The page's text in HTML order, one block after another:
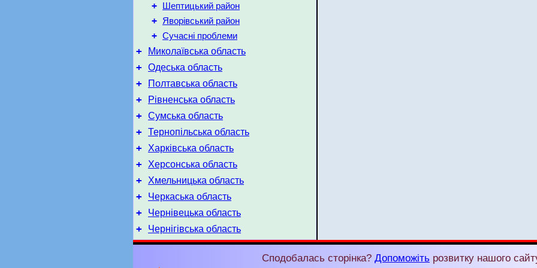
+ Шептицький район
+ Яворівський район
+ Сучасні проблеми
+ Миколаївська область
+ Одеська область
+ Полтавська область
+ Рівненська область
+ Сумська область
+ Тернопільська область
+ Харківська область
+ Херсонська область
+ Хмельницька область
+ Черкаська область
+ Чернівецька область
+ Чернігівська область
Сподобалась сторінка? Допоможіть розвитку нашого